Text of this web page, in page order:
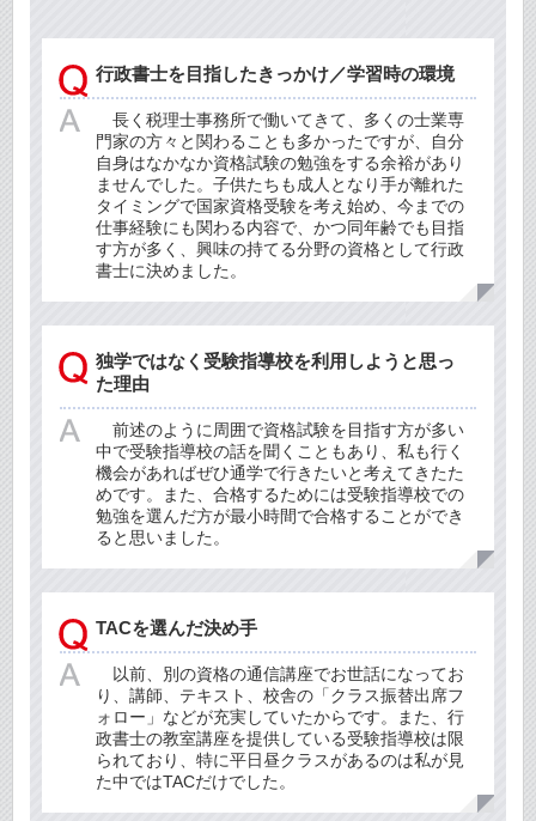
行政書士を目指したきっかけ／学習時の環境
長く税理士事務所で働いてきて、多くの士業専
門家の方々と関わることも多かったですが、自分
自身はなかなか資格試験の勉強をする余裕があり
ませんでした。子供たちも成人となり手が離れた
タイミングで国家資格受験を考え始め、今までの
仕事経験にも関わる内容で、かつ同年齢でも目指
す方が多く、興味の持てる分野の資格として行政
書士に決めました。
独学ではなく受験指導校を利用しようと思っ
た理由
前述のように周囲で資格試験を目指す方が多い
中で受験指導校の話を聞くこともあり、私も行く
機会があればぜひ通学で行きたいと考えてきたた
めです。また、合格するためには受験指導校での
勉強を選んだ方が最小時間で合格することができ
ると思いました。
TACを選んだ決め手
以前、別の資格の通信講座でお世話になってお
り、講師、テキスト、校舎の「クラス振替出席フ
ォロー」などが充実していたからです。また、行
政書士の教室講座を提供している受験指導校は限
られており、特に平日昼クラスがあるのは私が見
た中ではTACだけでした。